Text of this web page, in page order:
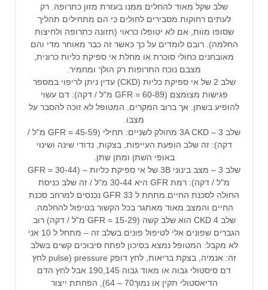
שלב שקל מאוד להחלים ממנו בעזרת מזון כתרופה. רק
לעתים רחוקות מסבירים לחולים כי הם מתחילים תהליך
שסופו מוות, אם לא יטופלו כראוי (תזונה כתרופה ולחיצות
החלמה). רובם לומדים על כך כאשר זה כבר מאוחר מדי והם
מאובחנים כחולי סוכרת או מחלת אי ספיקת כליות כרונית,
מצבם נוכח התרופות רק הולך ומחמיר.
שלב 2 של אי ספיקת כליות (CKD) עדין ניתן לריפוי במספר
פגישות מצומצם (GFR = 60-89 מ"ל / דקה): דם עשוי
להופיע בשתן. אך ברוב המקרים, המטופל לא זוכה להסבר על
מצבו.
שלב 3A CKD – 3 מחולק לשניים: תחילי (GFR = 45-59 מ"ל /
דקה): זה שלב הופעת העייפות, בצקות, נדודי שינה ושינוי
באופי השתן ומתן שתן.
שלב 3 – מצב בינוני 3B של אי ספיקת כליות – (GFR = 30-44
מ"ל / דקה): רמת GFR היא 30-44 מ"ל / זה שלב כניסת
החולה לסכנת החיים.מתחת ל GFR 33 נכנסים למרחב סכנת
החיים והמצב מאוד מאתגר בכל הקשור בטיפול להחלמה.
שלב 4 CKD הוא שלב קשה (GFR = 15-29 מ"ל / דקה) רוב
הגברים שפונים אלי לטיפול פונים בשלב זה – מתחל ל 10 אני
לא מקבל: המטופל נמצא בסיכון לפתח סיבוכים קשים בשלב
זה: אנמיה, בצקת בריאות, לחץ דופק pulse) pressure לחץ
דם סיסטולי גבוה או מאוד גבוה 190,145 אבל לחץ הדם
הדיאסטולי תקין או נמוך70 – 64), הפחתת ייצור